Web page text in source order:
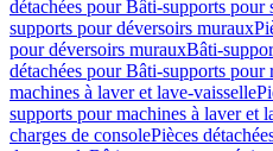
détachées pour Bâti-supports pour
supports pour déversoirs muraux
pour déversoirs murauxBâti-
détachées pour Bâti-supports pour
machines à laver et lave-vaisselle
supports pour machines à laver et
charges de consolePièces